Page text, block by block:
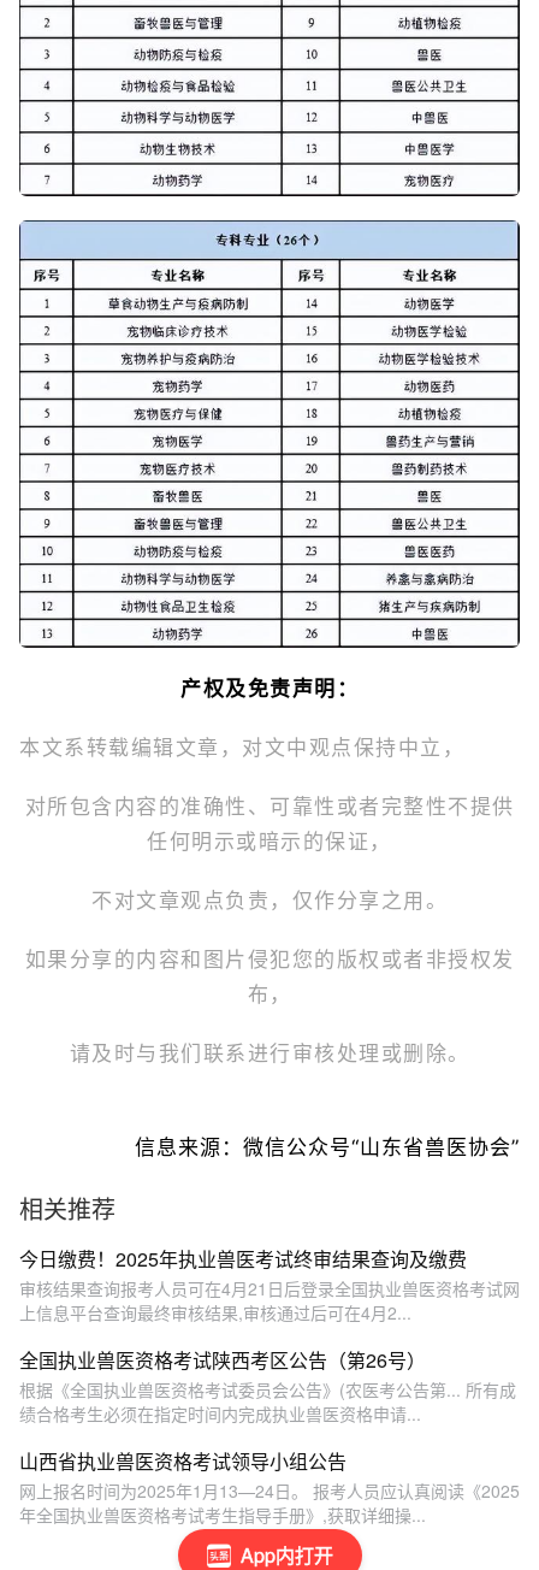
App内打开
产权及免责声明：
本文系转载编辑文章，对文中观点保持中立，
对所包含内容的准确性、可靠性或者完整性不提供
任何明示或暗示的保证，
不对文章观点负责，仅作分享之用。
如果分享的内容和图片侵犯您的版权或者非授权发
布，
请及时与我们联系进行审核处理或删除。
信息来源：微信公众号“山东省兽医协会”
相关推荐
今日缴费！2025年执业兽医考试终审结果查询及缴费
审核结果查询报考人员可在4月21日后登录全国执业兽医资格考试网
上信息平台查询最终审核结果,审核通过后可在4月2...
全国执业兽医资格考试陕西考区公告（第26号）
根据《全国执业兽医资格考试委员会公告》(农医考公告第... 所有成
绩合格考生必须在指定时间内完成执业兽医资格申请...
山西省执业兽医资格考试领导小组公告
网上报名时间为2025年1月13—24日。 报考人员应认真阅读《2025
年全国执业兽医资格考试考生指导手册》,获取详细操...